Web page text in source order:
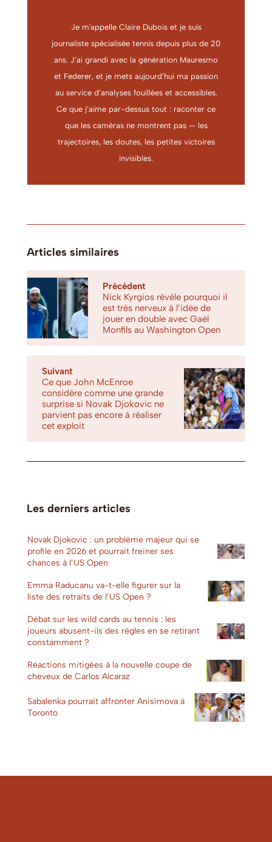
Je m'appelle Claire Dubois et je suis
journaliste spécialisée tennis depuis plus de 20
ans. J’ai grandi avec la génération Mauresmo
et Federer, et je mets aujourd’hui ma passion
au service d’analyses fouillées et accessibles.
Ce que j’aime par-dessus tout : raconter ce
que les caméras ne montrent pas — les
trajectoires, les doutes, les petites victoires
invisibles.
Articles similaires
Précédent
Nick Kyrgios révèle pourquoi il
est très nerveux à l’idée de
jouer en double avec Gaël
Monfils au Washington Open
Suivant
Ce que John McEnroe
considère comme une grande
surprise si Novak Djokovic ne
parvient pas encore à réaliser
cet exploit
Les derniers articles
Novak Djokovic : un problème majeur qui se
profile en 2026 et pourrait freiner ses
chances à l’US Open
Emma Raducanu va-t-elle figurer sur la
liste des retraits de l’US Open ?
Débat sur les wild cards au tennis : les
joueurs abusent-ils des règles en se retirant
constamment ?
Réactions mitigées à la nouvelle coupe de
cheveux de Carlos Alcaraz
Sabalenka pourrait affronter Anisimova à
Toronto